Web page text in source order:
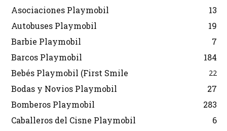
Asociaciones Playmobil
13
Autobuses Playmobil
19
Barbie Playmobil
7
Barcos Playmobil
184
Bebés Playmobil (First Smile
22
Bodas y Novios Playmobil
27
Bomberos Playmobil
283
Caballeros del Cisne Playmobil
6